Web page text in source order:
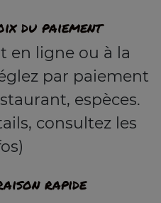
du paiement
en ligne ou à la
par paiement
espèces.
consultez les
rapide